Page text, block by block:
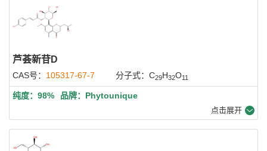
芦荟新苷D
CAS号： 105317-67-7 分子式：C29H32O11
纯度：98% 品牌：Phytounique
点击展开